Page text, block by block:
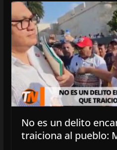
No es un delito
traiciona al pueblo: